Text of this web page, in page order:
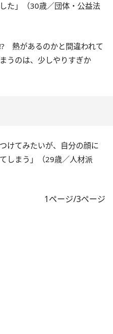
た」（30歳／団体・公益法
熱があるのかと間違われて
うのは、少しやりすぎか
けてみたいが、自分の顔に
しまう」（29歳／人材派
1ページ/3ページ